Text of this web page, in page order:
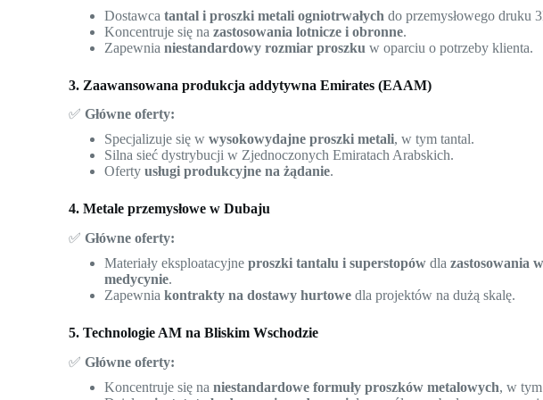
Dostawcatantal i proszki metali ogniotrwałych do przemysłowego druku
Koncentruje się nazastosowania lotnicze i obronne.
Zapewnianiestandardowy rozmiar proszku w oparciu o potrzeby klienta.
3. Zaawansowana produkcja addytywna Emirates (EAAM)
✅Główne oferty:
Specjalizuje się wwysokowydajne proszki metali, w tym tantal.
Silna sieć dystrybucji w Zjednoczonych Emiratach Arabskich.
Ofertyusługi produkcyjne na żądanie.
4. Metale przemysłowe w Dubaju
✅Główne oferty:
Materiały eksploatacyjneproszki tantalu i superstopów dlazastosowania
medycynie.
Zapewniakontrakty na dostawy hurtowe dla projektów na dużą skalę.
5. Technologie AM na Bliskim Wschodzie
✅Główne oferty:
Koncentruje się naniestandardowe formuły proszków metalowych, w